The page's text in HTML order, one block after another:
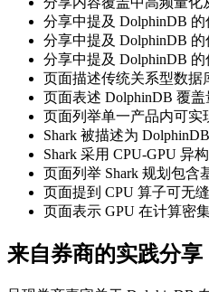
分享中提及 DolphinDB 的
分享中提及 DolphinDB 的
分享中提及 DolphinDB 的
页面描述传统关系型数据
页面表述 DolphinDB 覆
页面列举单一产品内可实
Shark 被描述为
Shark 采用 CPU-GPU 异
页面列举 Shark 规划包含
页面提到 CPU 算子可无
页面表示 GPU 在计算密
来自券商的实践分享